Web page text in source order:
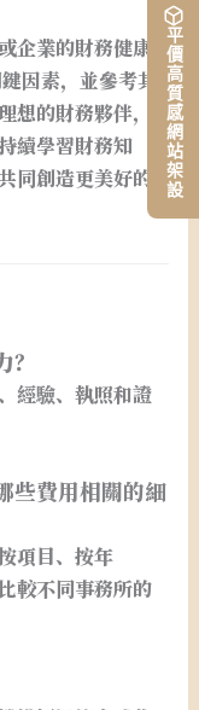
平價高質感網站架設
企業的財務健康
因素，並參考其
的財務夥伴，
續學習財務知
同創造更美好的
經驗、執照和證
些費用相關的細
項目、按年
較不同事務所的